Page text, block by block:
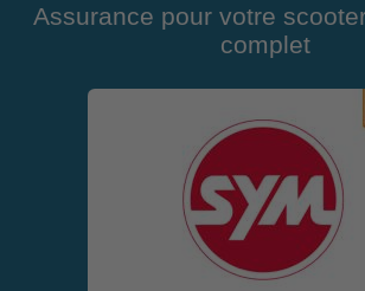
Assurance pour votre
complet